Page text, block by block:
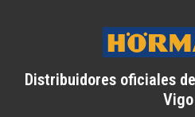
Distribuidores oficiales
Vigo